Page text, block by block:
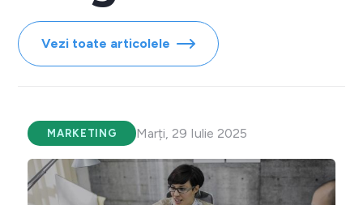
Vezi toate articolele
MARKETING Marți, 29 Iulie 2025